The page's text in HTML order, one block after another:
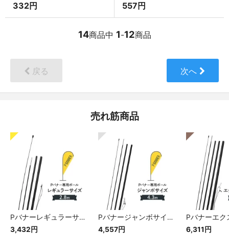
332円 557円
14商品中 1-12商品
戻る 次へ
売れ筋商品
Pバナーレギュラーサイズ専用ポール
3,432円
Pバナージャンボサイズ専用ポール
4,557円
6,311円